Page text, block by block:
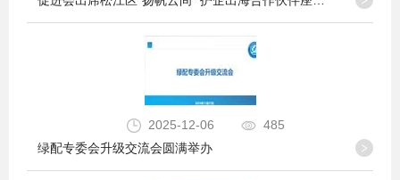
2025-12-06
485
绿配专委会升级交流会圆满举办